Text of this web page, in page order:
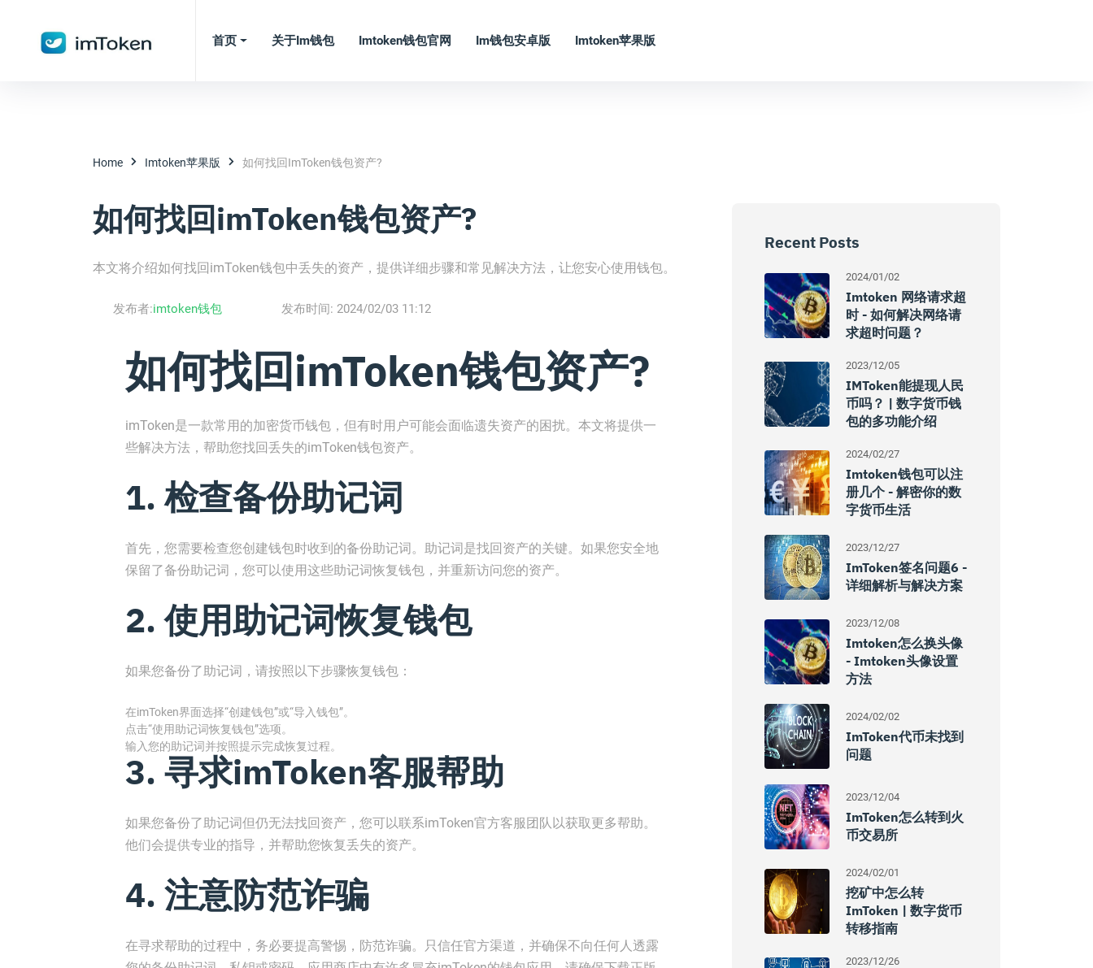
首页 关于im钱包 Imtoken钱包官网 Im钱包安卓版 Imtoken苹果版
Home Imtoken苹果版 如何找回imToken钱包资产?
如何找回imToken钱包资产?
本文将介绍如何找回imToken钱包中丢失的资产，提供详细步骤和常见解决方法，让您安心使用钱包。
发布者:imtoken钱包 发布时间: 2024/02/03 11:12
如何找回imToken钱包资产?
imToken是一款常用的加密货币钱包，但有时用户可能会面临遗失资产的困扰。本文将提供一
些解决方法，帮助您找回丢失的imToken钱包资产。
1. 检查备份助记词
首先，您需要检查您创建钱包时收到的备份助记词。助记词是找回资产的关键。如果您安全地
保留了备份助记词，您可以使用这些助记词恢复钱包，并重新访问您的资产。
2. 使用助记词恢复钱包
如果您备份了助记词，请按照以下步骤恢复钱包：
在imToken界面选择“创建钱包”或“导入钱包”。
点击“使用助记词恢复钱包”选项。
输入您的助记词并按照提示完成恢复过程。
3. 寻求imToken客服帮助
如果您备份了助记词但仍无法找回资产，您可以联系imToken官方客服团队以获取更多帮助。
他们会提供专业的指导，并帮助您恢复丢失的资产。
4. 注意防范诈骗
在寻求帮助的过程中，务必要提高警惕，防范诈骗。只信任官方渠道，并确保不向任何人透露
Recent Posts
2024/01/02
Imtoken 网络请求超
时 - 如何解决网络请
求超时问题？
2023/12/05
IMToken能提现人民
币吗？ | 数字货币钱
包的多功能介绍
2024/02/27
Imtoken钱包可以注
册几个 - 解密你的数
字货币生活
2023/12/27
ImToken签名问题6 -
详细解析与解决方案
2023/12/08
Imtoken怎么换头像
- Imtoken头像设置
方法
2024/02/02
ImToken代币未找到
问题
2023/12/04
ImToken怎么转到火
币交易所
2024/02/01
挖矿中怎么转
ImToken | 数字货币
转移指南
2023/12/26